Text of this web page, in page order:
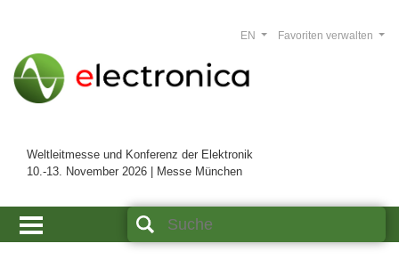
Weltleitmesse und Konferenz der Elektronik
10.-13. November 2026 | Messe München
Favoriten verwalten
EN